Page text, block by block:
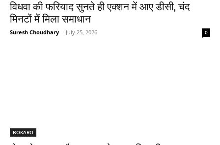
विधवा की फरियाद सुनते ही एक्शन में आए डीसी, चंद
मिनटों में मिला समाधान
Suresh Choudhary - July 25, 2026 0
BOKARO